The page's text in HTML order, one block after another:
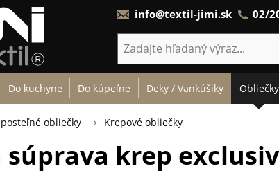
info@textil-jimi.sk 02/
Do kuchyne Do kúpeľne Deky / Vankúšiky Obliečky
obliečky Krepové obliečky
krep